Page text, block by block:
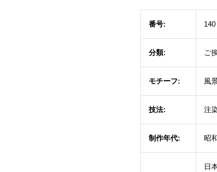
番号: 140
分類: ご
モチーフ: 風
技法: 注
制作年代: 昭
日